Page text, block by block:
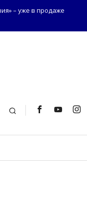
– уже в продаже
Поиск